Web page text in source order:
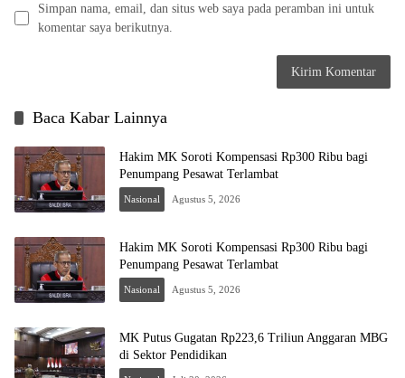
Simpan nama, email, dan situs web saya pada peramban ini untuk
komentar saya berikutnya.
Baca Kabar Lainnya
Hakim MK Soroti Kompensasi Rp300 Ribu bagi
Penumpang Pesawat Terlambat
Nasional Agustus 5, 2026
Hakim MK Soroti Kompensasi Rp300 Ribu bagi
Penumpang Pesawat Terlambat
Nasional Agustus 5, 2026
MK Putus Gugatan Rp223,6 Triliun Anggaran MBG
di Sektor Pendidikan